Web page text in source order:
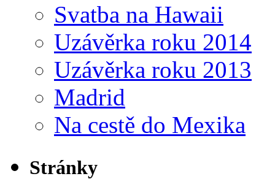
Svatba na Hawaii
Uzávěrka roku 2014
Uzávěrka roku 2013
Madrid
Na cestě do Mexika
Stránky